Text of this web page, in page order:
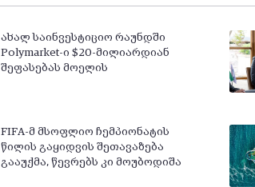
ახალ საინვესტიციო რაუნდში
Polymarket-ი $20-მილიარდიან
შეფასებას მოელის
FIFA-მ მსოფლიო ჩემპიონატის
წილის გაყიდვის შეთავაზება
გააუქმა, წევრებს კი მოუბოდიშა